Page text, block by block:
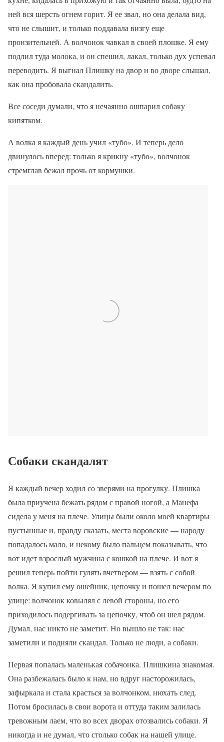
ней вся шерсть огнем горит. Я ее звал, но она делала вид,
что не слышит, и только поддавала визгу еще
пронзительней. А волчонок чавкал в своей плошке. Я ему
подлил туда молока, и он спешил, лакал, только дух успевал
переводить. Я выгнал Плишку на двор и во дворе слышал,
как она пробовала скандалить.
Все соседи думали, что я нечаянно ошпарил собаку
кипятком.
А волка я каждый день учил «тубо». И теперь дело
двинулось вперед: только я крикну «тубо», волчонок
стремглав бежал прочь от кормушки.
Собаки скандалят
Я каждый вечер ходил со зверями на прогулку. Плишка
была приучена бежать рядом с правой ногой, а Манефа
сидела у меня на плече. Улицы были около моей квартиры
пустынные и, правду сказать, места воровские — народу
попадалось мало, и некому было пальцем показывать, что
вот идет взрослый мужчина с кошкой на плече. И вот я
решил теперь пойти гулять вчетвером — взять с собой
волка. Я купил ему ошейник, цепочку и пошел вечером по
улице: волчонок ковылял с левой стороны, но его
приходилось подергивать за цепочку, чтоб он шел рядом.
Думал, нас никто не заметит. Но вышло не так: нас
заметили и подняли скандал. Только не люди, а собаки.
Первая попалась маленькая собачонка. Плишкина знакомая.
Она разбежалась было к нам, но вдруг насторожилась,
зафыркала и стала красться за волчонком, нюхать след.
Потом бросилась в свои ворота и оттуда таким залилась
тревожным лаем, что во всех дворах отозвались собаки. Я
никогда и не думал, что столько собак на нашей улице.